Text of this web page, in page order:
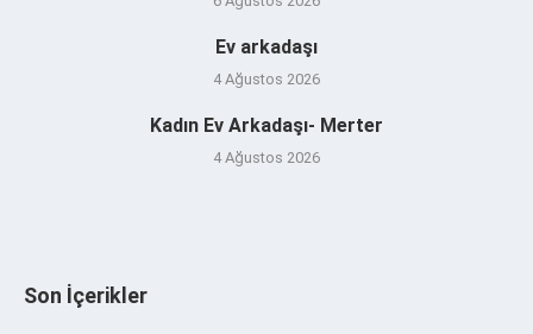
Ev arkadaşı
4 Ağustos 2026
Kadın Ev Arkadaşı- Merter
4 Ağustos 2026
Son İçerikler